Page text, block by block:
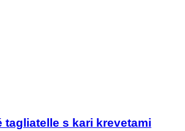
tagliatelle s kari krevetami